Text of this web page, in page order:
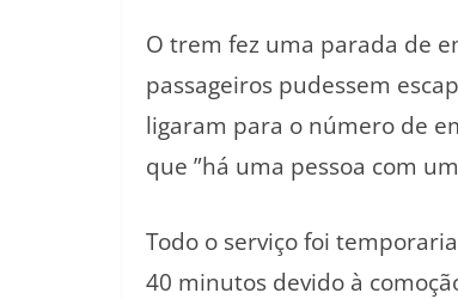
O trem fez uma parada de
passageiros pudessem
ligaram para o número de
que ”há uma pessoa com
Todo o serviço foi
40 minutos devido à